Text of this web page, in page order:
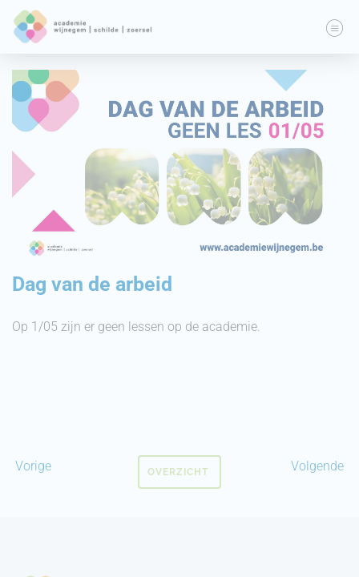
Dag van de arbeid
Op 1/05 zijn er geen lessen op de academie.
Vorige Volgende
OVERZICHT